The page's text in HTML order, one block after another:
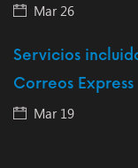
Mar 26
Servicios
Correos Express
Mar 19